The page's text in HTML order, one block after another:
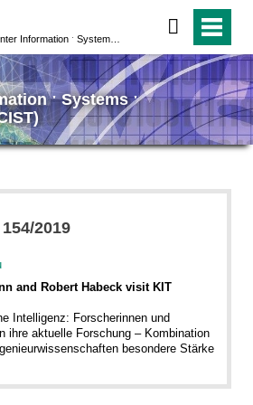
ˑ Systems ˑ
2019
and Robert Habeck visit KIT
Intelligenz: Forscherinnen und
ihre aktuelle Forschung – Kombination
besondere Stärke